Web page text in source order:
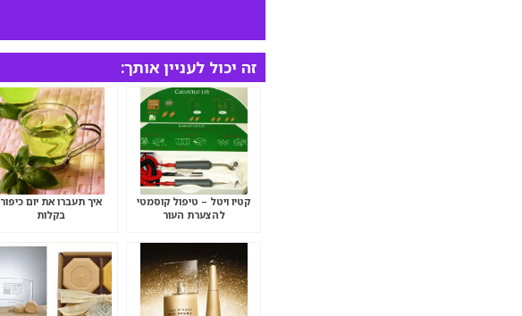
זה יכול לעניין אותך:
קטיו ויטל – טיפול קוסמטי
להצערת העור
איך תעברו את יום כיפור
בקלות